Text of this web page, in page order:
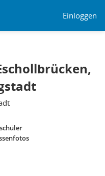
Einloggen